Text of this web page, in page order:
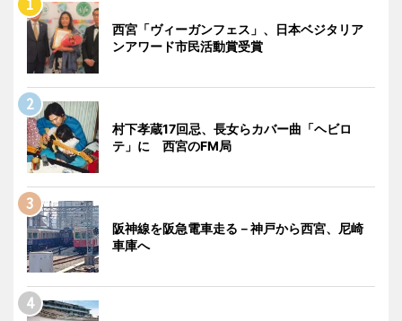
西宮「ヴィーガンフェス」、日本ベジタリア
ンアワード市民活動賞受賞
村下孝蔵17回忌、長女らカバー曲「ヘビロ
テ」に 西宮のFM局
阪神線を阪急電車走る－神戸から西宮、尼崎
車庫へ